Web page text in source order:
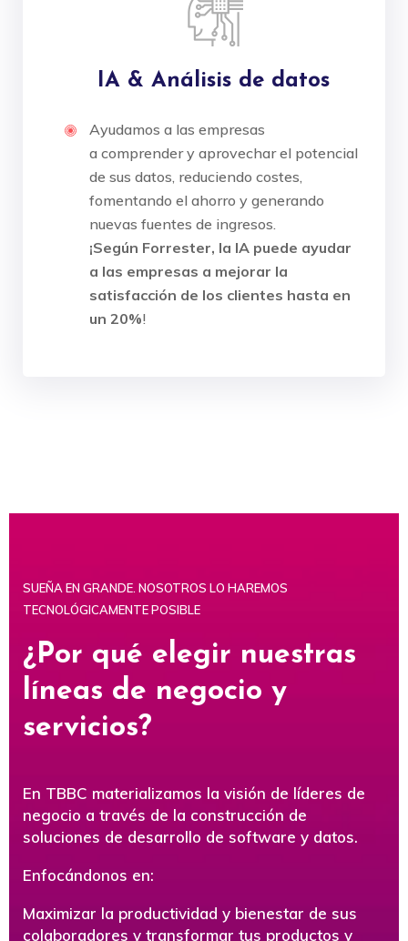
IA & Análisis de datos
Ayudamos a las empresas
a comprender y aprovechar el potencial
de sus datos, reduciendo costes,
fomentando el ahorro y generando
nuevas fuentes de ingresos.
¡Según Forrester, la IA puede ayudar
a las empresas a mejorar la
satisfacción de los clientes hasta en
un 20%!
SUEÑA EN GRANDE. NOSOTROS LO HAREMOS
TECNOLÓGICAMENTE POSIBLE
¿Por qué elegir nuestras
líneas de negocio y
servicios?
En TBBC materializamos la visión de líderes de
negocio a través de la construcción de
soluciones de desarrollo de software y datos.
Enfocándonos en:
Maximizar la productividad y bienestar de sus
colaboradores y transformar tus productos y